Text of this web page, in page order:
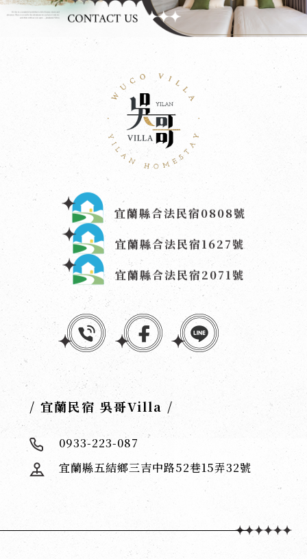
/ 宜蘭民宿 吳哥Villa /
0933-223-087
宜蘭縣五結鄉三吉中路52巷15弄32號
宜蘭縣合法民宿0808號
宜蘭縣合法民宿1627號
宜蘭縣合法民宿2071號